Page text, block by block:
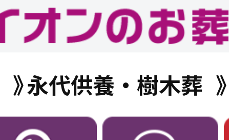
永代供養・樹木葬